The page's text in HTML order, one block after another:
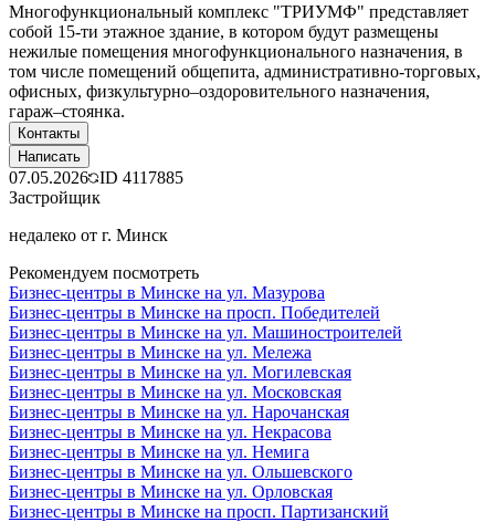
Многофункциональный комплекс "ТРИУМФ" представляет
собой 15-ти этажное здание, в котором будут размещены
нежилые помещения многофункционального назначения, в
том числе помещений общепита, административно-торговых,
офисных, физкультурно–оздоровительного назначения,
гараж–стоянка.
Контакты
Написать
07.05.2026 ID 4117885
Застройщик
недалеко от г. Минск
Рекомендуем посмотреть
Бизнес-центры в Минске на ул. Мазурова
Бизнес-центры в Минске на просп. Победителей
Бизнес-центры в Минске на ул. Машиностроителей
Бизнес-центры в Минске на ул. Мележа
Бизнес-центры в Минске на ул. Могилевская
Бизнес-центры в Минске на ул. Московская
Бизнес-центры в Минске на ул. Нарочанская
Бизнес-центры в Минске на ул. Некрасова
Бизнес-центры в Минске на ул. Немига
Бизнес-центры в Минске на ул. Ольшевского
Бизнес-центры в Минске на ул. Орловская
Бизнес-центры в Минске на просп. Партизанский